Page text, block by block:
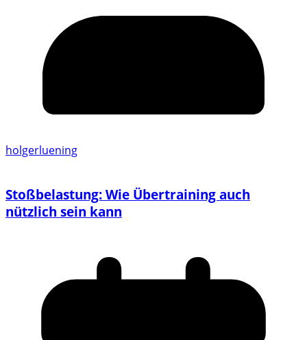
holgerluening
Stoßbelastung: Wie Übertraining auch
nützlich sein kann